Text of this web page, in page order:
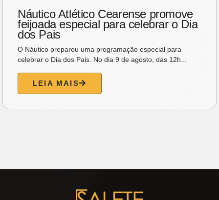
Náutico Atlético Cearense promove
feijoada especial para celebrar o Dia
dos Pais
O Náutico preparou uma programação especial para
celebrar o Dia dos Pais. No dia 9 de agosto, das 12h...
LEIA MAIS